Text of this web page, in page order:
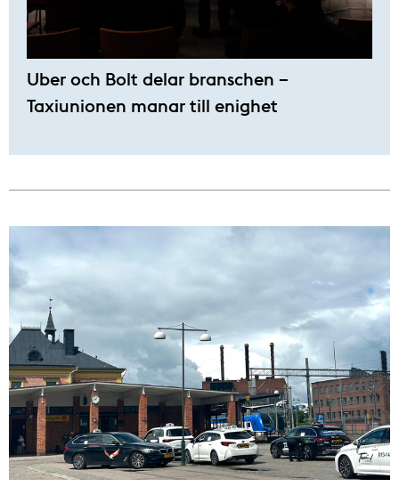
Uber och Bolt delar branschen –
Taxiunionen manar till enighet